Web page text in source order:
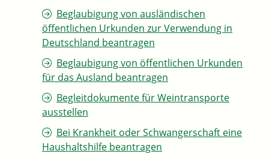
Beglaubigung von ausländischen
öffentlichen Urkunden zur Verwendung in
Deutschland beantragen
Beglaubigung von öffentlichen Urkunden
für das Ausland beantragen
Begleitdokumente für Weintransporte
ausstellen
Bei Krankheit oder Schwangerschaft eine
Haushaltshilfe beantragen